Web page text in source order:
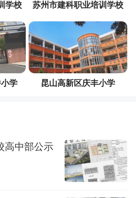
学校 苏州市建科职业培训学校
学 昆山高新区庆丰小学
高中部公示